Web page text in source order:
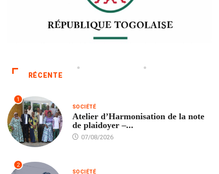
RÉCENTE
1
SOCIÉTÉ
Atelier d’Harmonisation de la note
de plaidoyer –...
07/08/2026
2
SOCIÉTÉ